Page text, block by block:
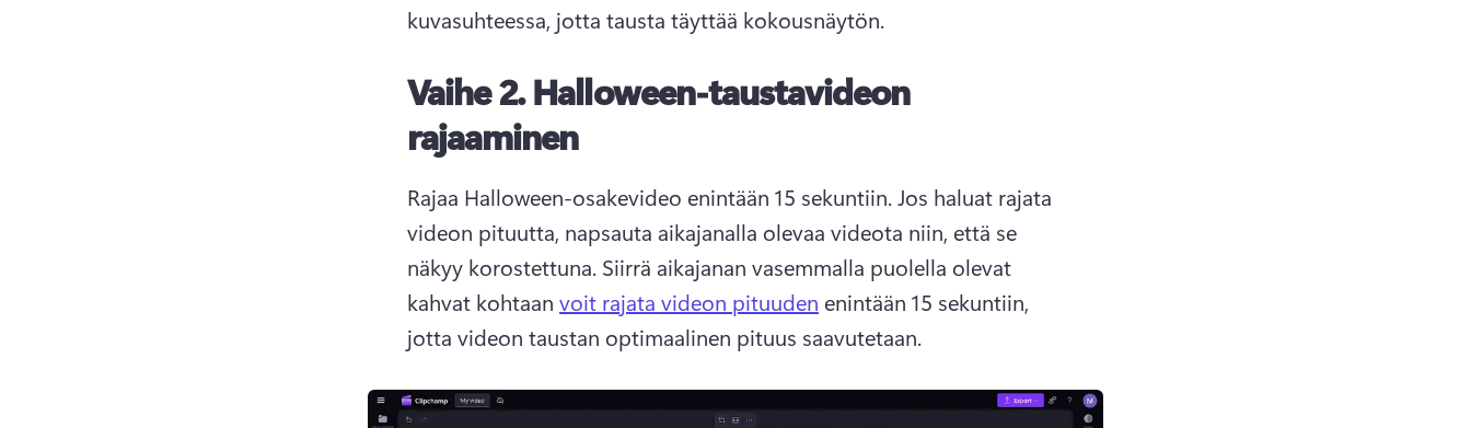
kuvasuhteessa, jotta tausta täyttää kokousnäytön.
Vaihe 2.Halloween-taustavideon
rajaaminen
Rajaa Halloween-osakevideo enintään 15 sekuntiin. Jos haluat rajata
videon pituutta, napsauta aikajanalla olevaa videota niin, että se
näkyy korostettuna. Siirrä aikajanan vasemmalla puolella olevat
kahvat kohtaan voit rajata videon pituuden enintään 15 sekuntiin,
jotta videon taustan optimaalinen pituus saavutetaan.